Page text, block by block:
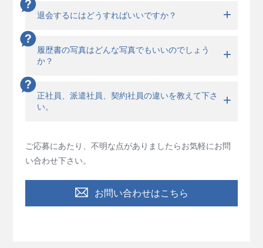
退会するにはどうすればいいですか？
履歴書の写真はどんな写真でもいいのでしょう
か？
正社員、派遣社員、契約社員の違いを教えて下さ
い。
ご応募にあたり、不明な点がありましたらお気軽にお問
い合わせ下さい。
お問い合わせはこちら